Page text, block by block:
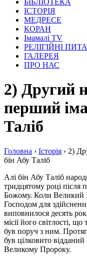
БІБЛІОТЕКА
ІСТОРІЯ
МЕДРЕСЕ
КОРАН
Iмамалi TV
РЕЛІГІЙНІ
ГАЛЕРЕЯ
ПРО НАС
2) Другий
перший
Таліб
Головна › Історія › 2)
бін Абу Таліб
Алі бін Абу Таліб
тридцятому році після
Божому. Коли Великий
Господом для
виповнилося десять
місії його світлості,
був поруч з ним.
був цілковито
Великому Пророку.